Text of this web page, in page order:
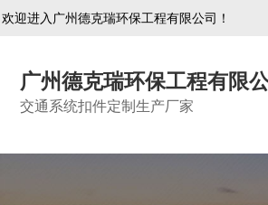
欢迎进入广州德克瑞环保工程有限公司！
广州德克瑞环保工程有限
交通系统扣件定制生产厂家